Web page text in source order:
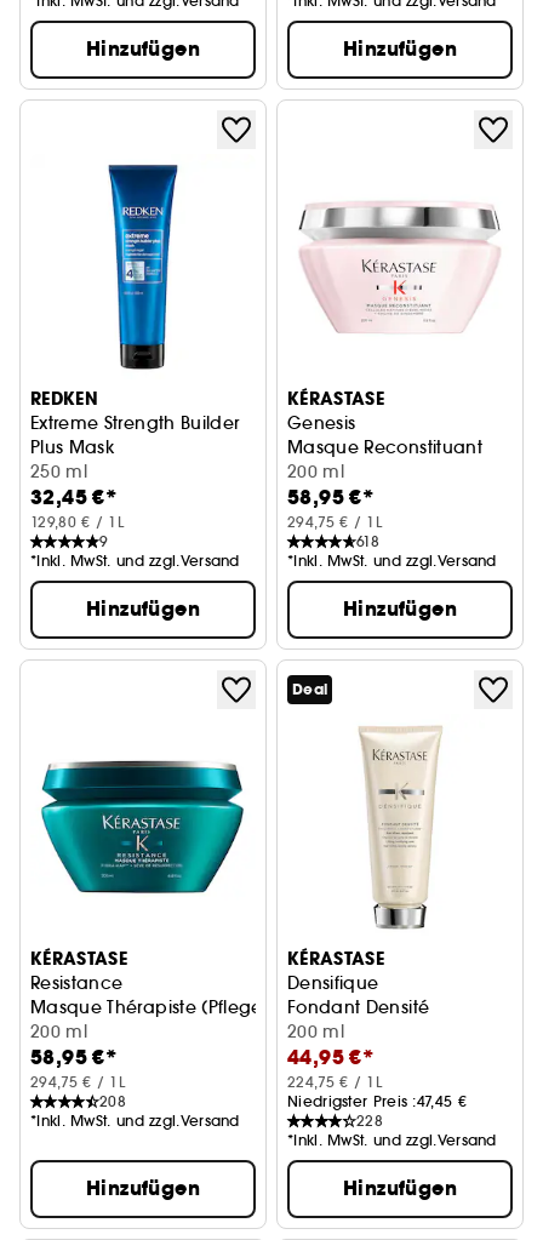
Hinzufügen Hinzufügen
REDKEN
Extreme Strength Builder
Plus Mask
Für brüchiges Haar
250 ml
32,45 €*
129,80 € / 1L
9
*Inkl. MwSt. und zzgl.Versand
Hinzufügen
KÉRASTASE
Genesis
Masque Reconstituant
200 ml
58,95 €*
294,75 € / 1L
618
*Inkl. MwSt. und zzgl.Versand
Hinzufügen
KÉRASTASE
Resistance
Masque Thérapiste (Pflege-Maske)
200 ml
58,95 €*
294,75 € / 1L
208
*Inkl. MwSt. und zzgl.Versand
Hinzufügen
Deal
KÉRASTASE
Densifique
Fondant Densité
200 ml
44,95 €*
224,75 € / 1L
Niedrigster Preis :47,45 €
228
*Inkl. MwSt. und zzgl.Versand
Hinzufügen